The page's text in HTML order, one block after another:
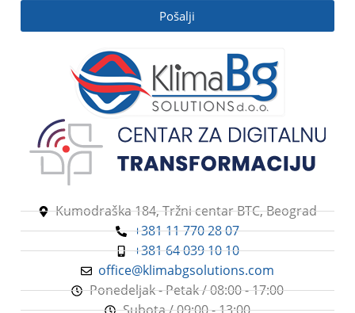
Pošalji
Kumodraška 184, Tržni centar BTC, Beograd
+381 11 770 28 07
+381 64 039 10 10
office@klimabgsolutions.com
Ponedeljak - Petak / 08:00 - 17:00